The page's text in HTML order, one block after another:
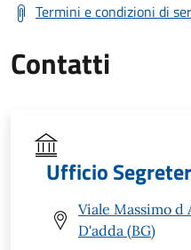
Termini e condizioni di
Contatti
Ufficio
Viale Massimo d
D'adda (BG)